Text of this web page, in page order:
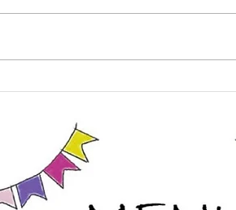
り見抜き 手刀抜き ③【関節
り腕立て背固め 入り身投げ
ねじ上げ固め 腕脇絞りより
しぎ固め ④【脱出法紹介】
チャク体験】 ヌンチャク技